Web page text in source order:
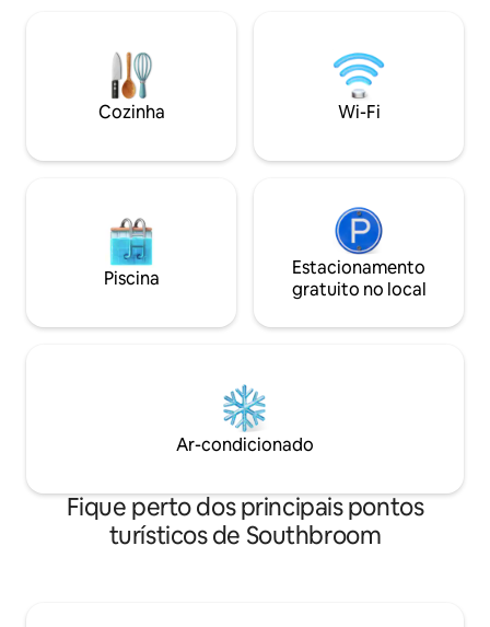
ondas, chaleira, torradeira, frigobar e
todas as louças/talheres. Apenas 1
estacionamento. Netflix, Dstv. Sistemas
de backup de energia solar e backup de
com bandeira
de um campo de
mundial. PARA
ESTADIAS
Cozinha Wi-Fi
Piscina
Estacionamento
gratuito no local
Ar-condicionado
Fique perto dos principais pontos
turísticos de Southbroom